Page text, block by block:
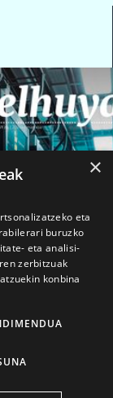
mar. 1a
×
eta
buruzko
eta analisi-
zerbitzuak
konbina